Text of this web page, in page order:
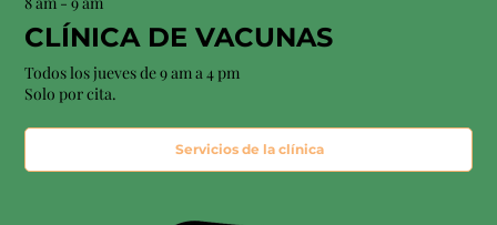
CLÍNICA DE VACUNAS
Todos los jueves de 9 am a 4 pm
Solo por cita.
Servicios de la clínica